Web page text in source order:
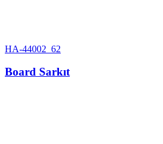
HA-44002_62
Board Sarkıt